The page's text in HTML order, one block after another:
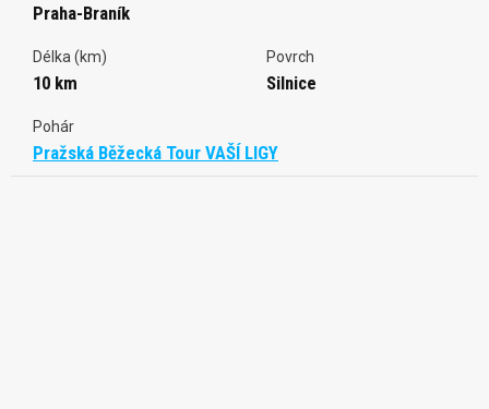
Praha-Braník
Délka (km)
10 km
Povrch
Silnice
Pohár
Pražská Běžecká Tour VAŠÍ LIGY